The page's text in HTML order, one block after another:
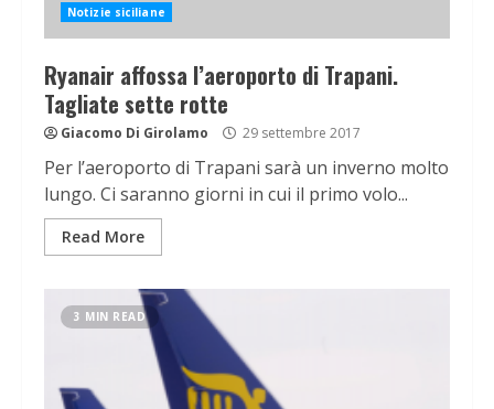
Notizie siciliane
Ryanair affossa l’aeroporto di Trapani.
Tagliate sette rotte
Giacomo Di Girolamo 29 settembre 2017
Per l’aeroporto di Trapani sarà un inverno molto
lungo. Ci saranno giorni in cui il primo volo...
Read More
3 MIN READ